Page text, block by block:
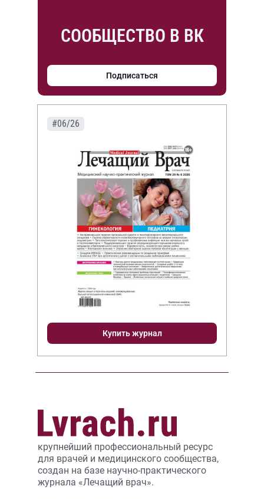
СООБЩЕСТВО В ВК
Подписаться
#06/26
Купить журнал
крупнейший профессиональный ресурс
для врачей и медицинского сообщества,
создан на базе научно-практического
журнала «Лечащий врач».